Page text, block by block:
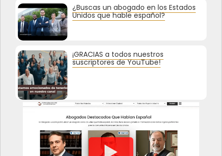
¿Buscas un abogado en los Estados
Unidos que hable español?
¡GRACIAS a todos nuestros
suscriptores de YouTube!